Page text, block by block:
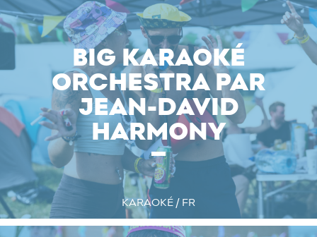
BIG KARAOKÉ
ORCHESTRA PAR
JEAN-DAVID
HARMONY
KARAOKÉ / FR